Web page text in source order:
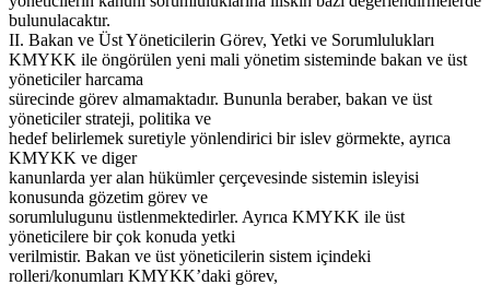
bulunulacaktır.
II. Bakan ve Üst Yöneticilerin Görev, Yetki ve Sorumlulukları
KMYKK ile öngörülen yeni mali yönetim sisteminde bakan ve üst
yöneticiler harcama
sürecinde görev almamaktadır. Bununla beraber, bakan ve üst
yöneticiler strateji, politika ve
hedef belirlemek suretiyle yönlendirici bir islev görmekte, ayrıca
KMYKK ve diger
kanunlarda yer alan hükümler çerçevesinde sistemin isleyisi
konusunda gözetim görev ve
sorumlulugunu üstlenmektedirler. Ayrıca KMYKK ile üst
yöneticilere bir çok konuda yetki
verilmistir. Bakan ve üst yöneticilerin sistem içindeki
rolleri/konumları KMYKK’daki görev,